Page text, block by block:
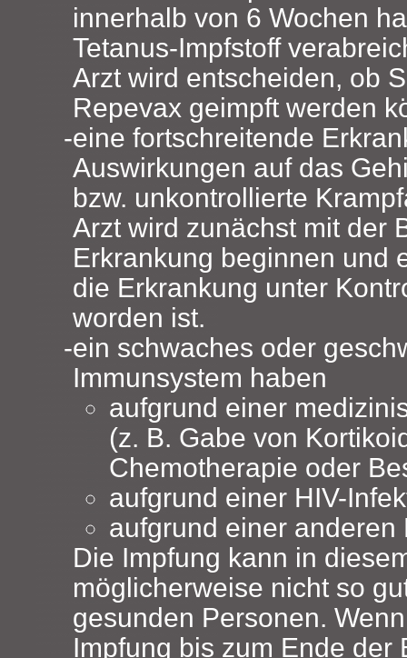
innerhalb von 6 Wochen
Tetanus-Impfstoff
Arzt wird entscheiden, ob
Repevax geimpft werden
eine fortschreitende
Auswirkungen auf das
bzw. unkontrollierte
Arzt wird zunächst mit der
Erkrankung beginnen und
die Erkrankung unter
worden ist.
ein schwaches oder
Immunsystem haben
aufgrund einer
(z. B. Gabe von
Chemotherapie oder
aufgrund einer HIV-
aufgrund einer anderen
Die Impfung kann in
möglicherweise nicht so
gesunden Personen.
Impfung bis zum Ende der